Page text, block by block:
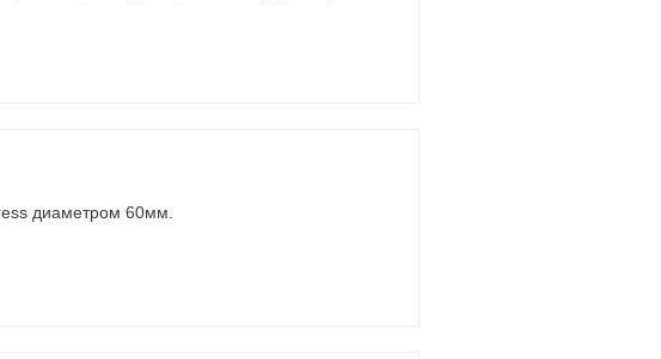
диаметром 60мм.